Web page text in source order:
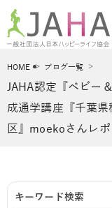
HOME ブログ一覧
JAHA認定『ベビー
成通学講座『千葉
区』moekoさんレポ
キーワード検索